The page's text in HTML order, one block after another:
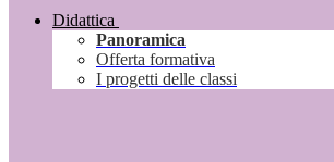
Didattica
Panoramica
Offerta formativa
I progetti delle classi